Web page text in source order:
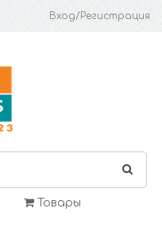
Вход/Регистрация
Товары